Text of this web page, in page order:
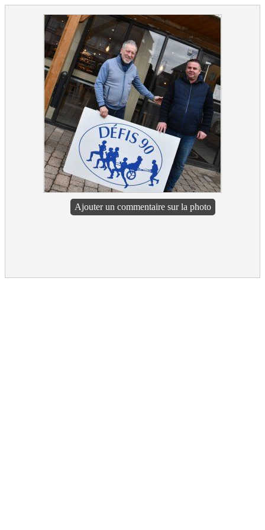
Ajouter un commentaire sur la photo